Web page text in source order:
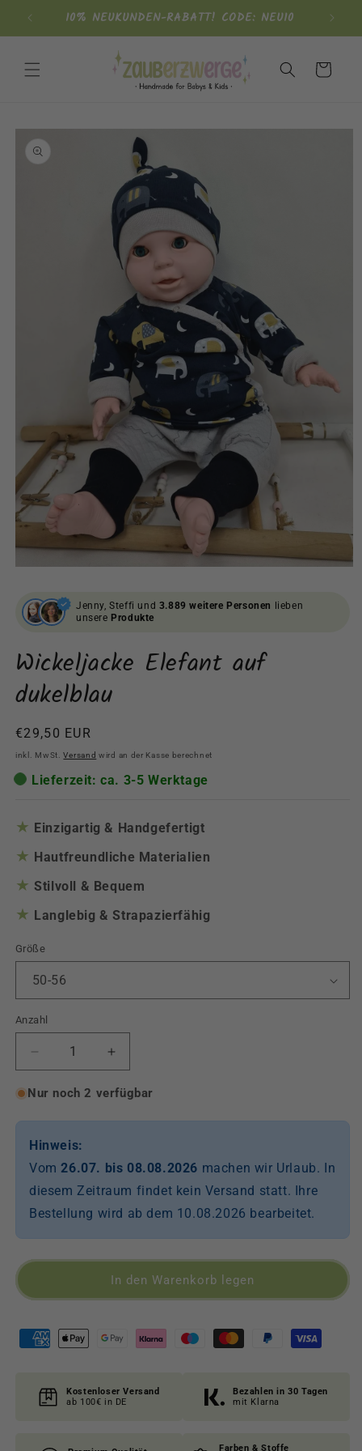
zum
Inhalt
10% NEUKUNDEN-RABATT! CODE: NEU10
Warenkorb
Modal
öffnen
Jenny, Steffi und 3.889 weitere Personen
lieben
unsere Produkte
Wickeljacke Elefant auf
dukelblau
Normaler
Preis
€29,50 EUR
inkl. MwSt.Versand wird an der Kasse berechnet
Lieferzeit: ca. 3-5 Werktage
★ Einzigartig & Handgefertigt
★ Hautfreundliche Materialien
★ Stilvoll & Bequem
★ Langlebig & Strapazierfähig
Größe
Anzahl
Verringere
die
Menge
Elefant
auf
dukelblau
Erhöhe
die
Menge
auf
dukelblau
Nur noch 2 verfügbar
Hinweis:
Vom26.07. bis 08.08.2026 machen wir Urlaub. In
diesem Zeitraum findet kein Versand statt. Ihre
Bestellung wird ab dem 10.08.2026 bearbeitet.
In den Warenkorb legen
Kostenloser Versand
ab 100€ in DE
Bezahlen in 30 Tagen
mit Klarna
Farben & Stoffe